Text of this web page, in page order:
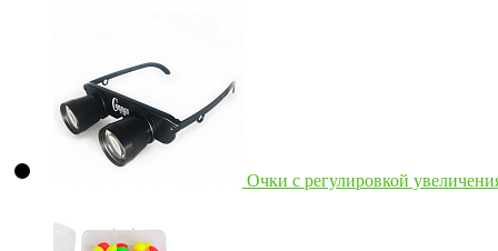
Очки с регулировкой